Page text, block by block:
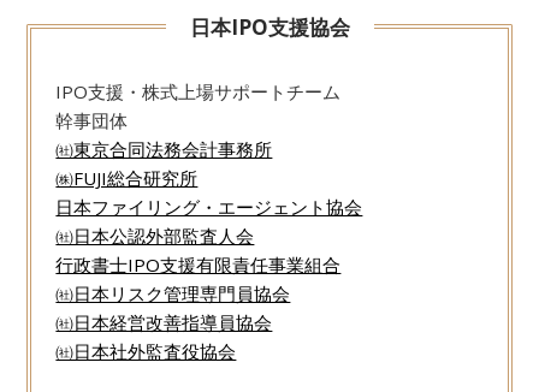
日本IPO支援協会
IPO支援・株式上場サポートチーム
幹事団体
㈳東京合同法務会計事務所
㈱FUJI総合研究所
日本ファイリング・エージェント協会
㈳日本公認外部監査人会
行政書士IPO支援有限責任事業組合
㈳日本リスク管理専門員協会
㈳日本経営改善指導員協会
㈳日本社外監査役協会